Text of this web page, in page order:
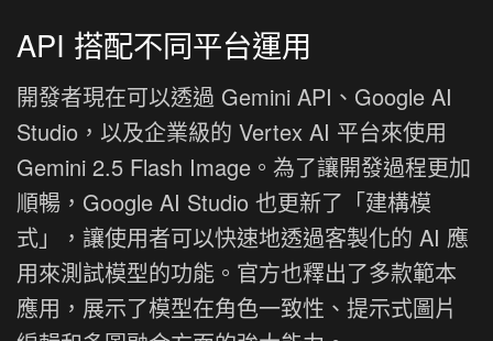
API 搭配不同平台運用
開發者現在可以透過 Gemini API、Google AI
Studio，以及企業級的 Vertex AI 平台來使用
Gemini 2.5 Flash Image。為了讓開發過程更加
順暢，Google AI Studio 也更新了「建構模
式」，讓使用者可以快速地透過客製化的 AI 應
用來測試模型的功能。官方也釋出了多款範本
應用，展示了模型在角色一致性、提示式圖片